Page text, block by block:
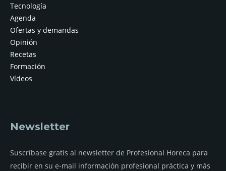
Tecnología
Agenda
Ofertas y demandas
Opinión
Recetas
Formación
Vídeos
Newsletter
Suscríbase gratis al newsletter de Profesional Horeca para
recibir en su e-mail información profesional práctica y más